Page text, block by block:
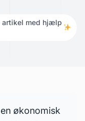
artikel med hjælp
økonomisk